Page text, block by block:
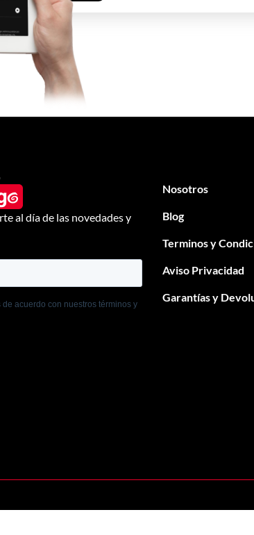
al día de las novedades y
Nosotros
Blog
Terminos y
Aviso Privacidad
Garantías y